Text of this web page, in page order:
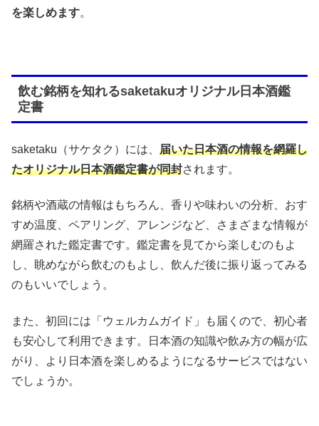
を楽しめます。
飲む銘柄を知れるsaketakuオリジナル日本酒鑑
定書
saketaku（サケタク）には、 届いた日本酒の情報を網羅し
たオリジナル日本酒鑑定書が同封されます。
銘柄や酒蔵の情報はもちろん、香りや味わいの分析、おす
すめ温度、ペアリング、アレンジなど、さまざまな情報が
網羅された鑑定書です。鑑定書を見てから楽しむのもよ
し、眺めながら飲むのもよし、飲んだ後に振り返ってみる
のもいいでしょう。
また、初回には「ウェルカムガイド」も届くので、初心者
も安心して利用できます。日本酒の知識や飲み方の幅が広
がり、より日本酒を楽しめるようになるサービスではない
でしょうか。